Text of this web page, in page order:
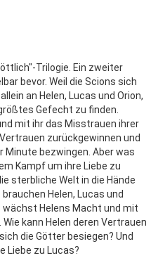
Trilogie. Ein zweiter
bevor. Weil die Scions sich
an Helen, Lucas und Orion,
Gefecht zu finden.
mit ihr das Misstrauen ihrer
zurückgewinnen und
bezwingen. Aber was
Kampf um ihre Liebe zu
sterbliche Welt in die Hände
Helen, Lucas und
wächst Helens Macht und mit
kann Helen deren Vertrauen
die Götter besiegen? Und
Liebe zu Lucas?